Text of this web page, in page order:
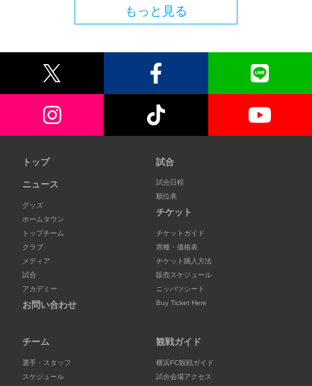
もっと見る
トップ
ニュース
グッズ
ホームタウン
トップチーム
クラブ
メディア
試合
アカデミー
お問い合わせ
試合
試合日程
順位表
チケット
チケットガイド
席種・価格表
チケット購入方法
販売スケジュール
ニッパツシート
Buy Ticket Here
チーム
選手・スタッフ
スケジュール
観戦ガイド
横浜FC観戦ガイド
試合会場アクセス